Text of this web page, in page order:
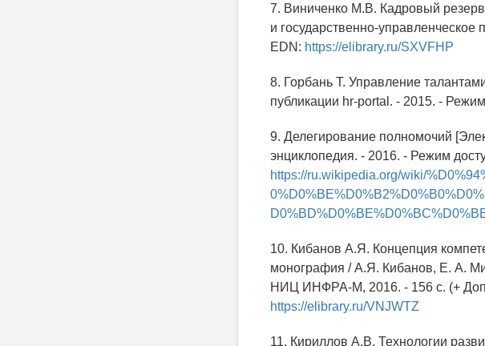
7. Виниченко М.В. Кадровый
и государственно-
EDN: https://elibrary.ru/SXVFHP
8. Горбань Т. Управление
публикации hr-portal. - 2015. -
9. Делегирование полномочий
энциклопедия. - 2016. - Режим
https://ru.wikipedia.org/wiki/
10. Кибанов А.Я. Концепция
монография / А.Я. Кибанов, Е. А.
НИЦ ИНФРА-М, 2016. - 156 с. (+
https://elibrary.ru/VNJWTZ
11. Кириллов А.В. Технологии